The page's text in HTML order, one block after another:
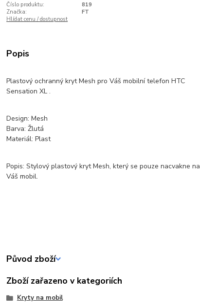
Číslo produktu:
819
Značka:
FT
Hlídat cenu / dostupnost
Popis
Plastový ochranný kryt Mesh pro Váš mobilní telefon HTC
Sensation XL .
Design: Mesh
Barva: Žlutá
Materiál: Plast
Popis: Stylový plastový kryt Mesh, který se pouze nacvakne na
Váš mobil.
Původ zboží
Zboží zařazeno v kategoriích
Kryty na mobil